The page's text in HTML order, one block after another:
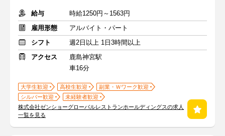
給与
時給1250円～1563円
雇用形態
アルバイト・パート
シフト
週2日以上 1日3時間以上
アクセス
鹿島神宮駅
車16分
大学生歓迎 高校生歓迎
副業・Ｗワーク歓迎
シルバー歓迎
未経験者歓迎
株式会社ゼンショーグローバルレストランホールディングスの求人
一覧を見る